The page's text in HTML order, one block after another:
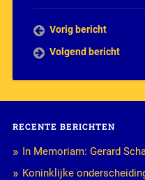
Vorig bericht
Volgend bericht
RECENTE BERICHTEN
In Memoriam: Gerard
Koninklijke